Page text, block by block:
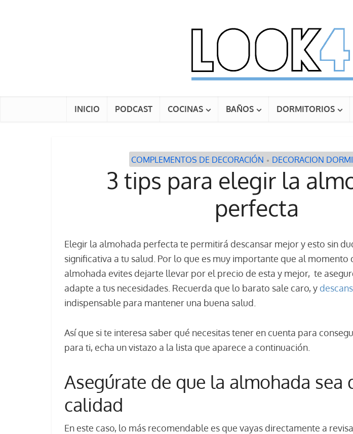
INICIO PODCAST COCINAS BAÑOS DORMITORIOS
COMPLEMENTOS DE DECORACIÓN • DECORACION
3 tips para elegir la
perfecta
Elegir la almohada perfecta te permitirá descansar mejor y esto sin
significativa a tu salud. Por lo que es muy importante que al momento
almohada evites dejarte llevar por el precio de esta y mejor, te
adapte a tus necesidades. Recuerda que lo barato sale caro, y
indispensable para mantener una buena salud.
Así que si te interesa saber qué necesitas tener en cuenta para
para ti, echa un vistazo a la lista que aparece a continuación.
Asegúrate de que la almohada sea
calidad
En este caso, lo más recomendable es que vayas directamente a